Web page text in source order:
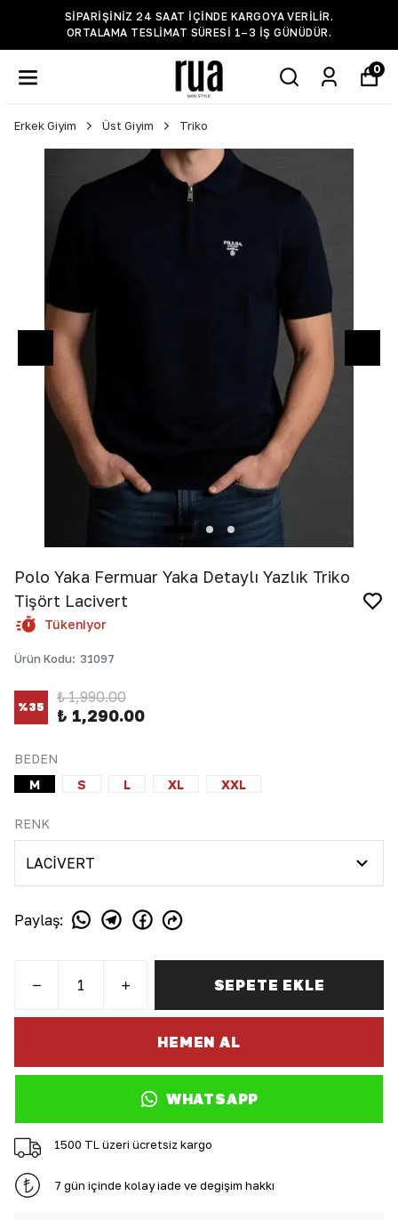
SIPARIŞINIZ 24 SAAT IÇINDE KARGOYA VERILIR.
ORTALAMA TESLIMAT SÜRESI 1–3 IŞ GÜNÜDÜR.
0
Erkek Giyim Üst Giyim Triko
Polo Yaka Fermuar Yaka Detaylı Yazlık Triko
Tişört Lacivert
Tükeniyor
Ürün Kodu: 31097
%35
₺ 1,990.00
₺ 1,290.00
BEDEN
M
S L XL XXL
RENK
Paylaş:
SEPETE EKLE
HEMEN AL
WHATSAPP
1500 TL üzeri ücretsiz kargo
7 gün içinde kolay iade ve değişim hakkı